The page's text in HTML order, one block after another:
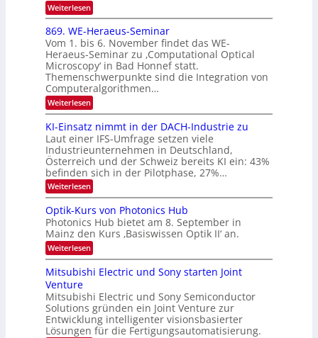
2
0
2
6
I
m
i
t
d
e
n
k
t
Weiterlesen:
E
x
o
s
e
n
s
m
e
l
d
e
t
s
t
a
r
k
e
W
a
c
h
s
u
i
m
e
r
s
869. WE-Heraeus-Seminar
Vom 1. bis 6. November findet das WE-
Heraeus-Seminar zu ‚Computational Optical
Microscopy‘ in Bad Honnef statt.
Themenschwerpunkte sind die Integration von
Computeralgorithmen…
Weiterlesen:
8
9
.
W
E
-
H
e
r
a
e
u
s
-
S
e
n
a
r
KI-Einsatz nimmt in der DACH-Industrie zu
Laut einer IFS-Umfrage setzen viele
Industrieunternehmen in Deutschland,
Österreich und der Schweiz bereits KI ein: 43%
befinden sich in der Pilotphase, 27%…
Weiterlesen:
K
-
E
i
n
s
t
n
m
m
t
Optik-Kurs von Photonics Hub
Photonics Hub bietet am 8. September in
Mainz den Kurs ‚Basiswissen Optik II‘ an.
Weiterlesen:
O
p
t
k
-
K
u
Mitsubishi Electric und Sony starten Joint
Venture
Mitsubishi Electric und Sony Semiconductor
Solutions gründen ein Joint Venture zur
Entwicklung intelligenter visionsbasierter
Lösungen für die Fertigungsautomatisierung.